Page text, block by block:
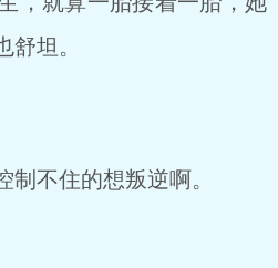
舒坦。
不住的想叛逆啊。